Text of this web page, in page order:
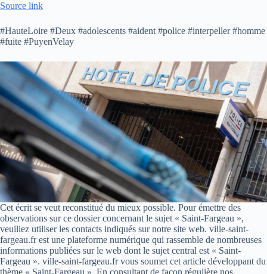
Source link
#HauteLoire #Deux #adolescents #aident #police #interpeller #homme
#fuite #PuyenVelay
Cet écrit se veut reconstitué du mieux possible. Pour émettre des
observations sur ce dossier concernant le sujet « Saint-Fargeau »,
veuillez utiliser les contacts indiqués sur notre site web. ville-saint-
fargeau.fr est une plateforme numérique qui rassemble de nombreuses
informations publiées sur le web dont le sujet central est « Saint-
Fargeau ». ville-saint-fargeau.fr vous soumet cet article développant du
thème « Saint-Fargeau ». En consultant de façon régulière nos